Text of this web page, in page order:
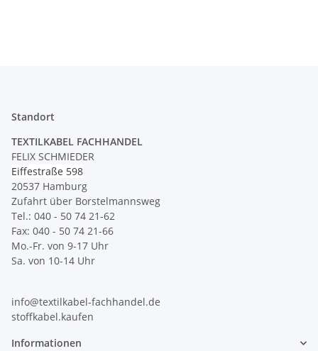
Standort
TEXTILKABEL FACHHANDEL
FELIX SCHMIEDER
Eiffestraße 598
20537 Hamburg
Zufahrt über Borstelmannsweg
Tel.: 040 - 50 74 21-62
Fax: 040 - 50 74 21-66
Mo.-Fr. von 9-17 Uhr
Sa. von 10-14 Uhr
info@textilkabel-fachhandel.de
stoffkabel.kaufen
Informationen